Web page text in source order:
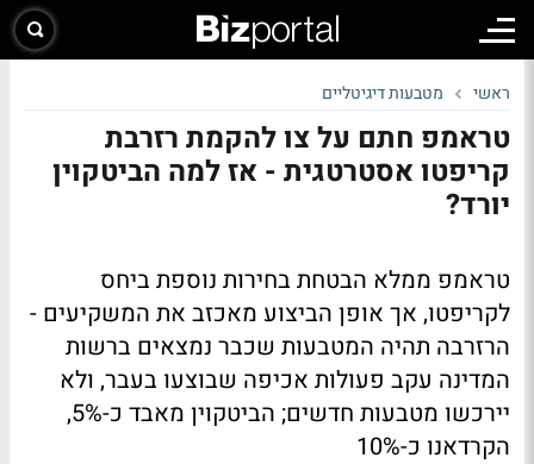
ראשי מטבעות דיגיטליים
טראמפ חתם על צו להקמת רזרבת
קריפטו אסטרטגית - אז למה הביטקוין
יורד?
טראמפ ממלא הבטחת בחירות נוספת ביחס
לקריפטו, אך אופן הביצוע מאכזב את המשקיעים -
הרזרבה תהיה המטבעות שכבר נמצאים ברשות
המדינה עקב פעולות אכיפה שבוצעו בעבר, ולא
יירכשו מטבעות חדשים; הביטקוין מאבד כ-5%,
הקרדאנו כ-10%